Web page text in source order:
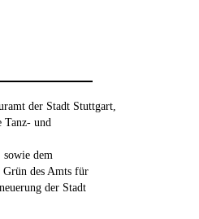
der Stadt Stuttgart,
Tanz- und
sowie dem
Grün des Amts für
der Stadt